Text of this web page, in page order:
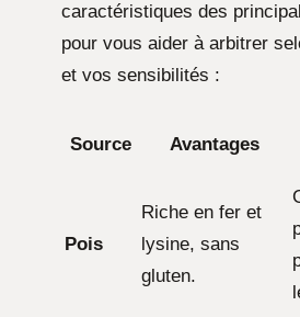
caractéristiques des
pour vous aider à arbitrer
et vos sensibilités :
Source Avantages
Pois
Riche en fer et
lysine, sans
gluten.